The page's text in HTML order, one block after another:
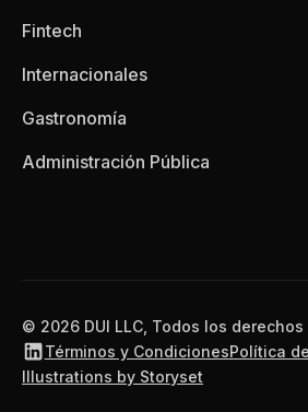
Fintech
Internacionales
Gastronomía
Administración Pública
© 2026 DUI LLC, Todos los
Términos y CondicionesPolítica
Illustrations by Storyset